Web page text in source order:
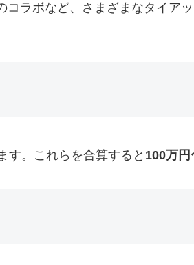
ラボなど、さまざまなタイア
す。これらを合算すると 100万円